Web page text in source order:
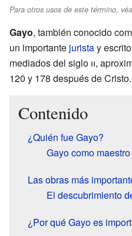
Para otros usos de este término,
Gayo, también conocido
un importante juristay
mediados del siglo ii,
120 y 178 después de Cristo.
Contenido
¿Quién fue Gayo?
Gayo como
Las obras más
El descubrimiento
¿Por qué Gayo es